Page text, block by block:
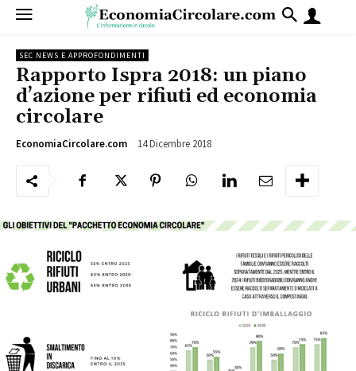
SEC NEWS E APPROFONDIMENTI
Rapporto Ispra 2018: un piano
d’azione per rifiuti ed economia
circolare
EconomiaCircolare.com 14 Dicembre 2018